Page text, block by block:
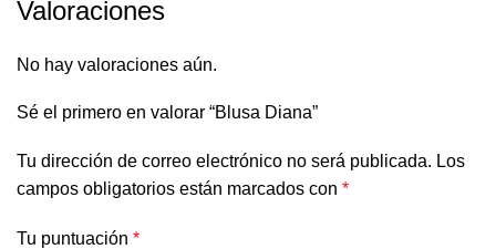
Valoraciones
No hay valoraciones aún.
Sé el primero en valorar “Blusa Diana”
Tu dirección de correo electrónico no será publicada. Los
campos obligatorios están marcados con *
Tu puntuación *